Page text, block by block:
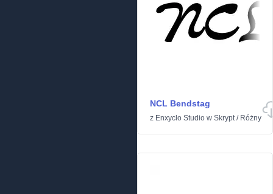
NCL Bendstag
z Enxyclo Studio w Skrypt/ Różny